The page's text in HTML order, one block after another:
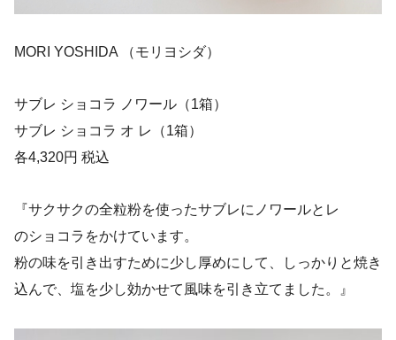
MORI YOSHIDA （モリヨシダ）
サブレ ショコラ ノワール（1箱）
サブレ ショコラ オ レ（1箱）
各4,320円 税込
『サクサクの全粒粉を使ったサブレにノワールとレ
のショコラをかけています。
粉の味を引き出すために少し厚めにして、しっかりと焼き
込んで、塩を少し効かせて風味を引き立てました。』